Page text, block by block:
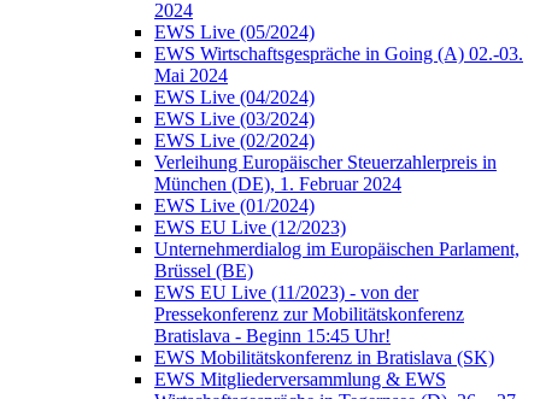
2024
EWS Live (05/2024)
EWS Wirtschaftsgespräche in Going (A) 02.-03.
Mai 2024
EWS Live (04/2024)
EWS Live (03/2024)
EWS Live (02/2024)
Verleihung Europäischer Steuerzahlerpreis in
München (DE), 1. Februar 2024
EWS Live (01/2024)
EWS EU Live (12/2023)
Unternehmerdialog im Europäischen Parlament,
Brüssel (BE)
EWS EU Live (11/2023) - von der
Pressekonferenz zur Mobilitätskonferenz
Bratislava - Beginn 15:45 Uhr!
EWS Mobilitätskonferenz in Bratislava (SK)
EWS Mitgliederversammlung & EWS